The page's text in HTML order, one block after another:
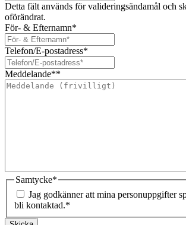
Detta fält används för valideringsändamål och
oförändrat.
För- & Efternamn*
Telefon/E-postadress*
Meddelande**
Samtycke*
Jag godkänner att mina personuppgifter
bli kontaktad.*